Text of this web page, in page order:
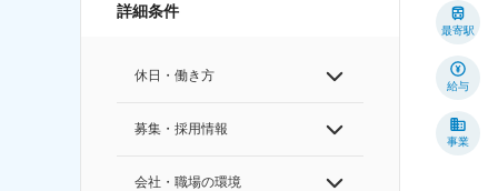
詳細条件
休日・働き方
募集・採用情報
会社・職場の環境
最寄駅
給与
事業